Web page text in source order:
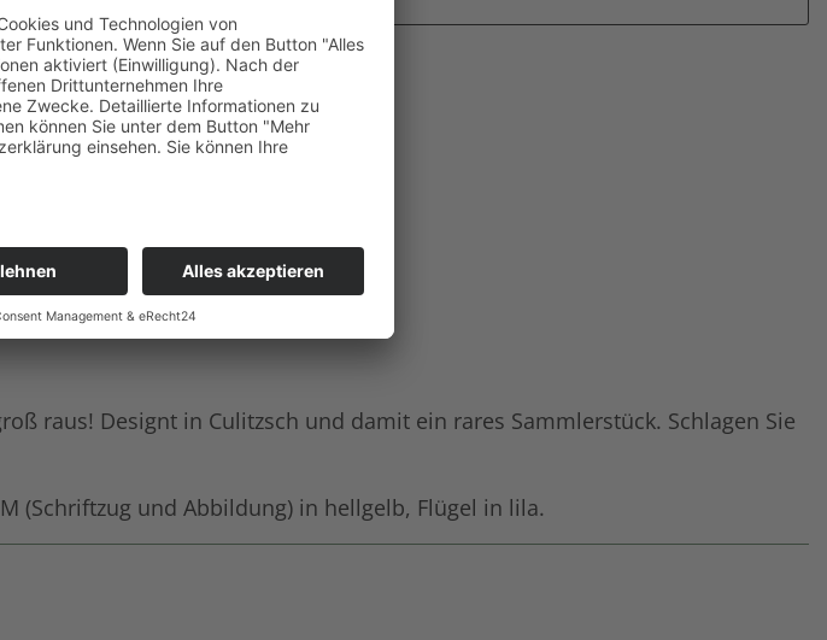
raus! Designt in Culitzsch und damit ein rares Sammlerstück. Schlagen Sie
(Schriftzug und Abbildung) in hellgelb, Flügel in lila.